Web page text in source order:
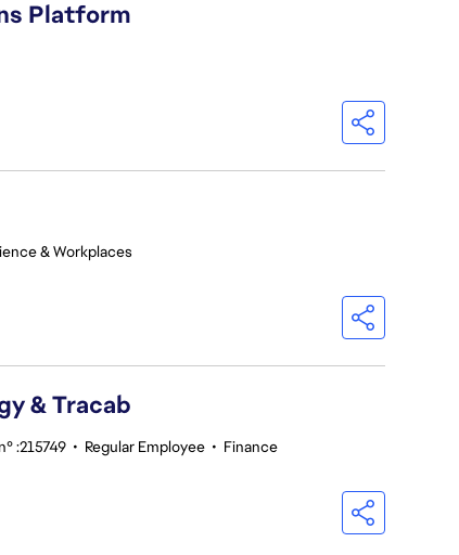
Platform
& Workplaces
& Tracab
:215749 • Regular Employee • Finance